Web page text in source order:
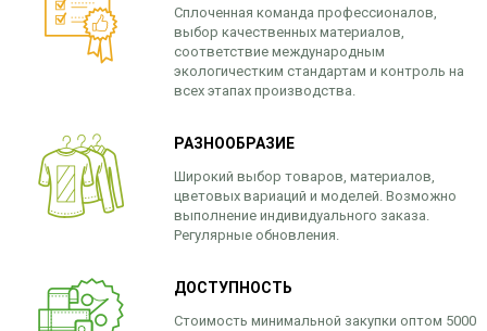
Сплоченная команда профессионалов,
выбор качественных материалов,
соответствие международным
экологичестким стандартам и контроль на
всех этапах производства.
РАЗНООБРАЗИЕ
Широкий выбор товаров, материалов,
цветовых вариаций и моделей. Возможно
выполнение индивидуального заказа.
Регулярные обновления.
ДОСТУПНОСТЬ
Стоимость минимальной закупки оптом 5000